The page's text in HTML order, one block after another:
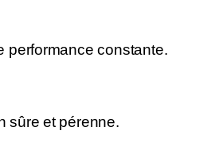
performance constante.
sûre et pérenne.